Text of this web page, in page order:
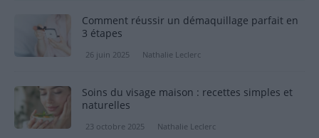
Comment réussir un démaquillage parfait en
3 étapes
26 juin 2025 Nathalie Leclerc
Soins du visage maison : recettes simples et
naturelles
23 octobre 2025 Nathalie Leclerc